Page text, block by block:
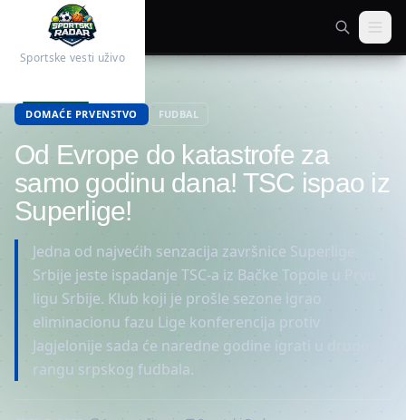
Sportske vesti uživo
DOMAĆE PRVENSTVO FUDBAL
Od Evrope do katastrofe za
samo godinu dana! TSC ispao iz
Superlige!
Jedna od najvećih senzacija završnice Superlige
Srbije jeste ispadanje TSC-a iz Bačke Topole u Prvu
ligu Srbije. Klub koji je prošle sezone igrao
eliminacionu fazu Lige konferencija protiv
Jagjelonije sada će naredne godine igrati u drugom
rangu srpskog fudbala.